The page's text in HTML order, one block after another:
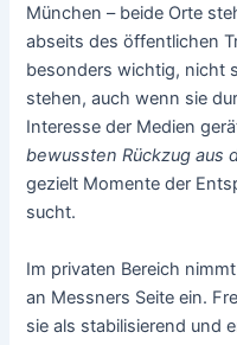
München – beide Orte
abseits des öffentlichen
besonders wichtig, nicht
stehen, auch wenn sie
Interesse der Medien
bewussten Rückzug aus
gezielt Momente der
sucht.
Im privaten Bereich
an Messners Seite ein.
sie als stabilisierend und